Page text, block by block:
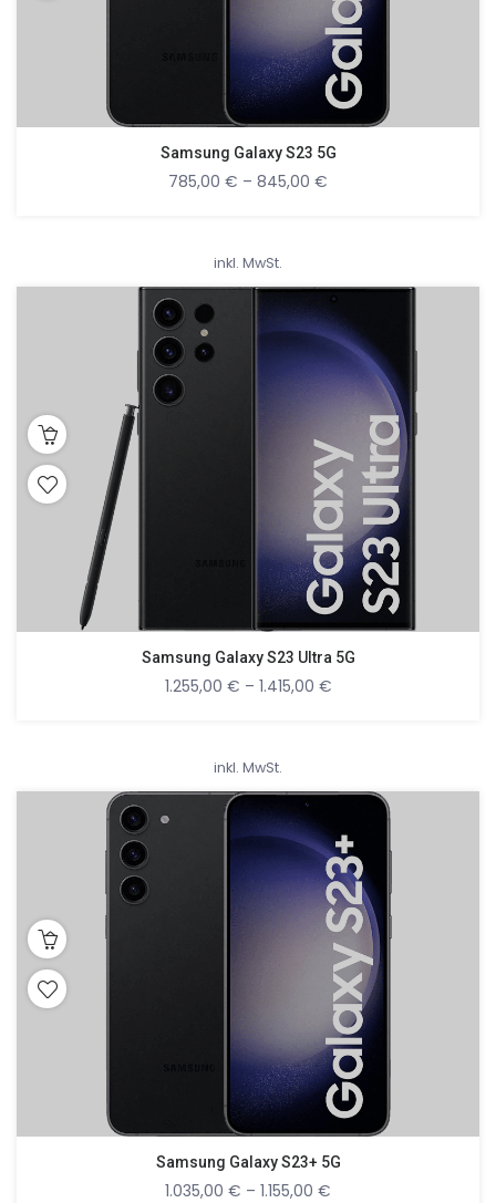
Samsung Galaxy S23 5G
785,00 € – 845,00 €
inkl. MwSt.
Samsung Galaxy S23 Ultra 5G
1.255,00 € – 1.415,00 €
inkl. MwSt.
Samsung Galaxy S23+ 5G
1.035,00 € – 1.155,00 €